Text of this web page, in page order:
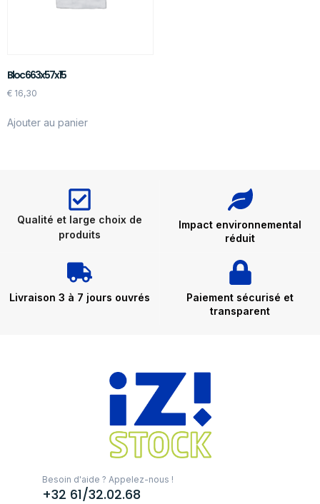
Bloc 663x57x15
€ 16,30
Ajouter au panier
Qualité et large choix de
produits
Impact environnemental
réduit
Livraison 3 à 7 jours ouvrés
Paiement sécurisé et
transparent
Besoin d'aide ? Appelez-nous !
+32 61/32.02.68